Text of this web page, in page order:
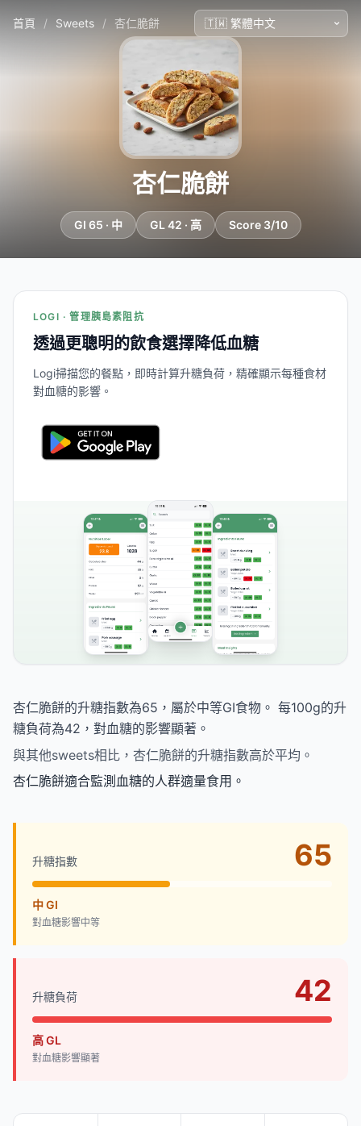
首頁 / Sweets / 杏仁脆餅
杏仁脆餅
GI 65 · 中 GL 42 · 高 Score 3/10
LOGI · 管理胰島素阻抗
透過更聰明的飲食選擇降低血糖
Logi掃描您的餐點，即時計算升糖負荷，精確顯示每種食材
對血糖的影響。
杏仁脆餅的升糖指數為65，屬於中等GI食物。 每100g的升
糖負荷為42，對血糖的影響顯著。
與其他sweets相比，杏仁脆餅的升糖指數高於平均。
杏仁脆餅適合監測血糖的人群適量食用。
升糖指數 65
中 GI
對血糖影響中等
升糖負荷 42
高 GL
對血糖影響顯著